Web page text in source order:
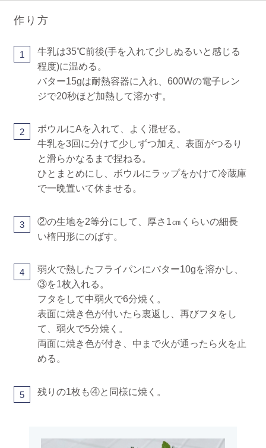
作り方
1
牛乳は35℃前後(手を入れて少しぬるいと感じる
程度)に温める。
バター15gは耐熱容器に入れ、600Wの電子レン
ジで20秒ほど加熱して溶かす。
2
ボウルにAを入れて、よく混ぜる。
牛乳を3回に分けて少しずつ加え、表面がつるり
と滑らかなるまで捏ねる。
ひとまとめにし、ボウルにラップをかけて冷蔵庫
で一晩置いて休ませる。
3
②の生地を2等分にして、厚さ1㎝くらいの細長
い楕円形にのばす。
4
弱火で熱したフライパンにバター10gを溶かし、
③を1枚入れる。
フタをして中弱火で6分焼く。
表面に焼き色が付いたら裏返し、再びフタをし
て、弱火で5分焼く。
両面に焼き色が付き、中まで火が通ったら火を止
める。
5 残りの1枚も④と同様に焼く。